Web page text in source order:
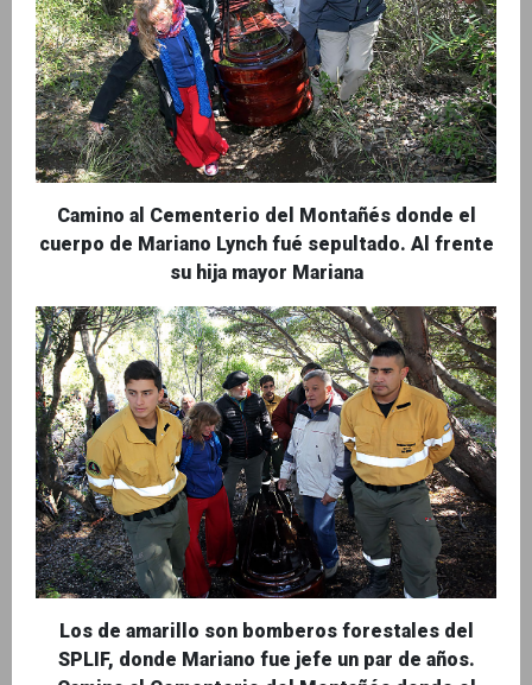
Camino al Cementerio del Montañés donde el
cuerpo de Mariano Lynch fué sepultado. Al frente
su hija mayor Mariana
Los de amarillo son bomberos forestales del
SPLIF, donde Mariano fue jefe un par de años.